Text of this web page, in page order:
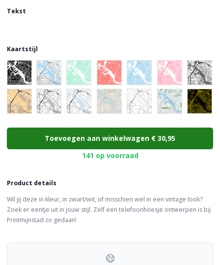
Tekst
Kaartstijl
Choose a color
Toevoegen aan winkelwagen € 30,95
141 op voorraad
Product details
Wil jij deze in kleur, in zwart/wit, of misschien wel in een vintage look?
Zoek er eentje uit in jouw stijl. Zelf een telefoonhoesje ontwerpen is bij
Printmijnstad zo gedaan!